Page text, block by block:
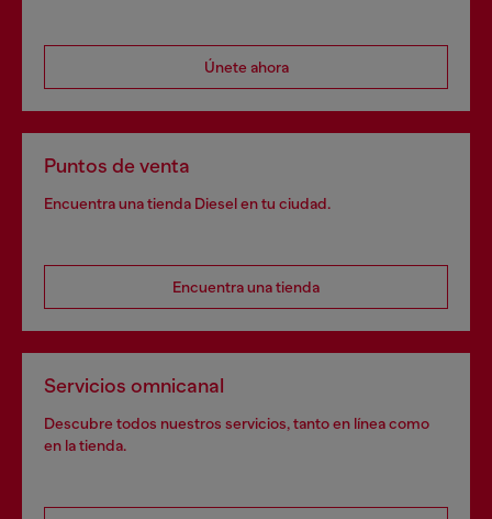
Únete ahora
Puntos de venta
Encuentra una tienda Diesel en tu ciudad.
Encuentra una tienda
Servicios omnicanal
Descubre todos nuestros servicios, tanto en línea como
en la tienda.